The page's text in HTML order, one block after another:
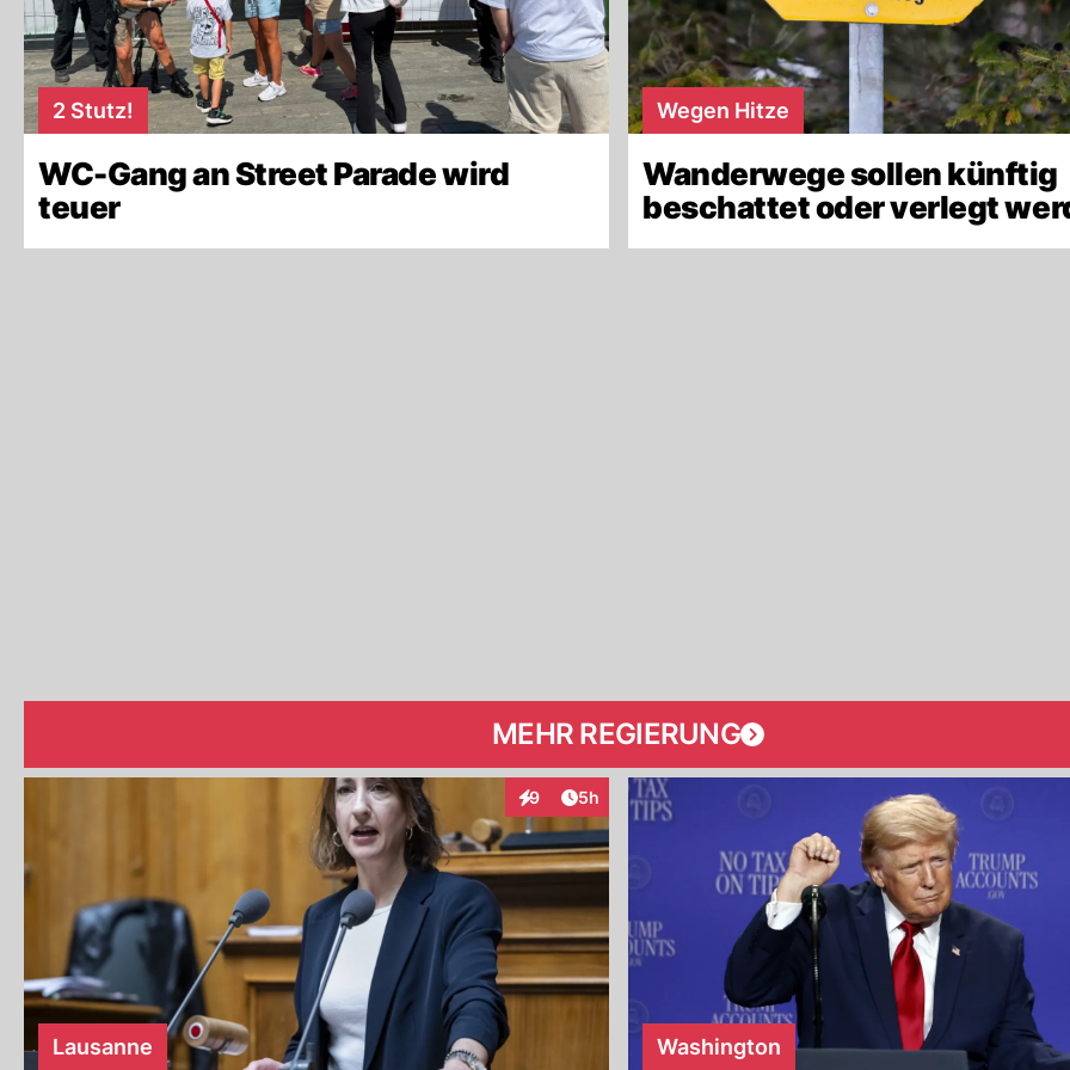
2 Stutz!
WC-Gang an Street Parade wird
teuer
Wegen Hitze
Wanderwege sollen künftig
beschattet oder verlegt
MEHR REGIERUNG
9
InteraktionenArtikel veröffentlicht:
5h
Lausanne Washington